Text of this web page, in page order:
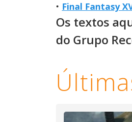
• Final Fantasy
Os textos
do Grupo